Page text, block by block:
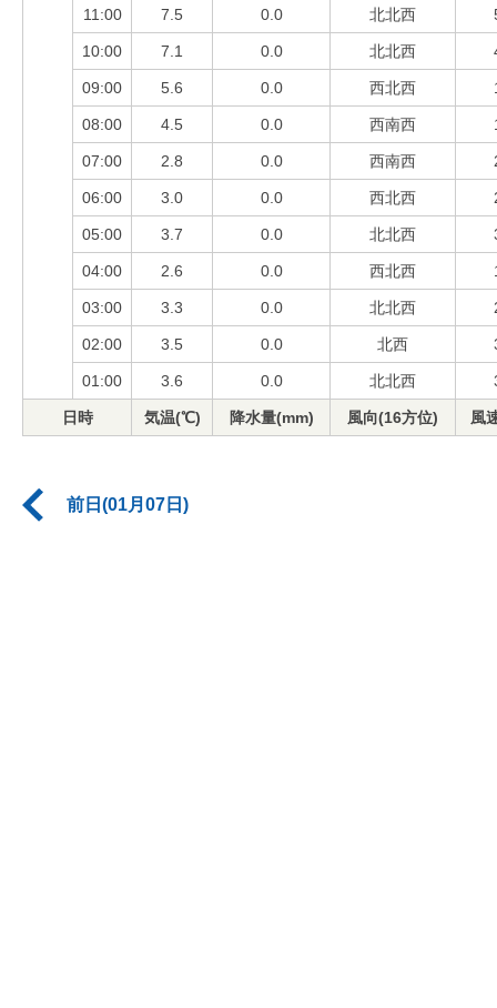
11:00 7.5 0.0 北北西
10:00 7.1 0.0 北北西
09:00 5.6 0.0 西北西
08:00 4.5 0.0 西南西
07:00 2.8 0.0 西南西
06:00 3.0 0.0 西北西
05:00 3.7 0.0 北北西
04:00 2.6 0.0 西北西
03:00 3.3 0.0 北北西
02:00 3.5 0.0 北西
01:00 3.6 0.0 北北西
日時 気温(℃) 降水量(mm) 風向(16方位) 風
前日(01月07日)